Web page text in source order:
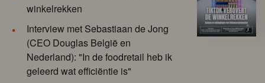
winkelrekken
Interview met Sebastiaan de Jong
(CEO Douglas België en
Nederland): "In de foodretail heb ik
geleerd wat efficiëntie is"